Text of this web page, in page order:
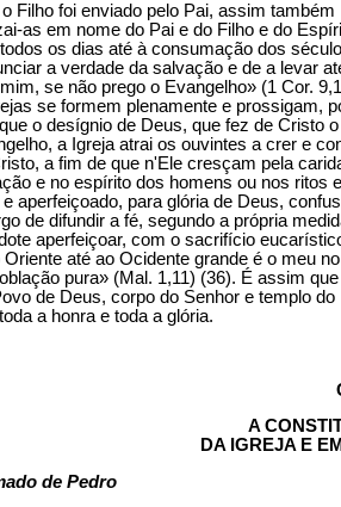
Filho foi enviado pelo Pai, assim
as em nome do Pai e do Filho e do
os dias até à consumação dos
a verdade da salvação e de a levar
se não prego o Evangelho» (1 Cor.
se formem plenamente e prossigam,
o desígnio de Deus, que fez de Cristo
a Igreja atrai os ouvintes a crer e
a fim de que n'Ele cresçam pela
e no espírito dos homens ou nos
aperfeiçoado, para glória de Deus,
de difundir a fé, segundo a própria
aperfeiçoar, com o sacrifício
Oriente até ao Ocidente grande é o meu
pura» (Mal. 1,11) (36). É assim
de Deus, corpo do Senhor e templo
a honra e toda a glória.
A
DA IGREJA E
de Pedro